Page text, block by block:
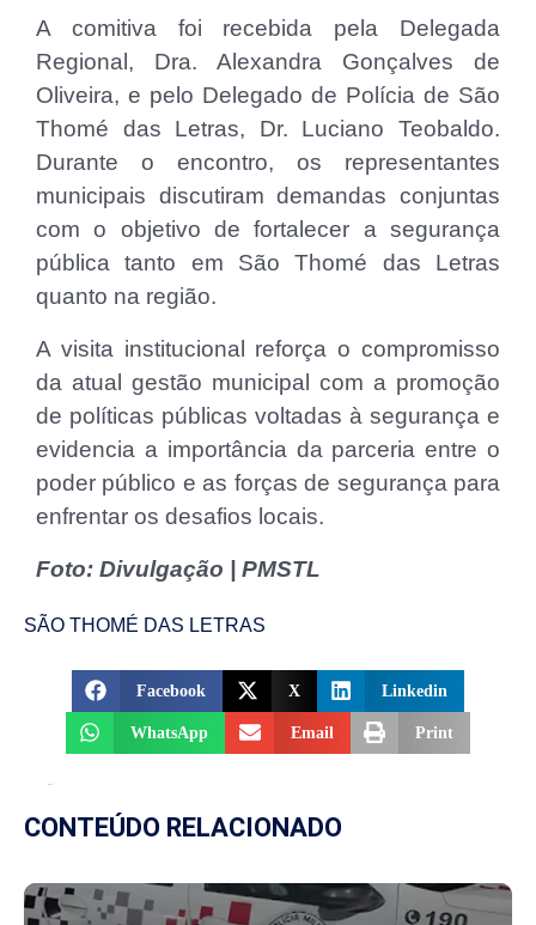
A comitiva foi recebida pela Delegada
Regional, Dra. Alexandra Gonçalves de
Oliveira, e pelo Delegado de Polícia de São
Thomé das Letras, Dr. Luciano Teobaldo.
Durante o encontro, os representantes
municipais discutiram demandas conjuntas
com o objetivo de fortalecer a segurança
pública tanto em São Thomé das Letras
quanto na região.
A visita institucional reforça o compromisso
da atual gestão municipal com a promoção
de políticas públicas voltadas à segurança e
evidencia a importância da parceria entre o
poder público e as forças de segurança para
enfrentar os desafios locais.
Foto: Divulgação | PMSTL
SÃO THOMÉ DAS LETRAS
Facebook X Linkedin
WhatsApp Email Print
CONTEÚDO RELACIONADO